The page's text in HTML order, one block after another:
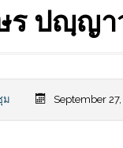
ร ปญฺญา
ม September